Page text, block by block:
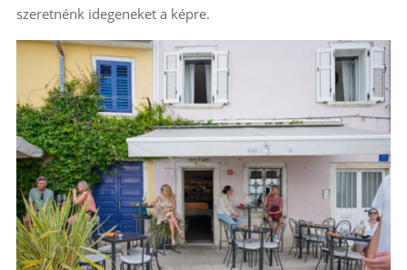
szeretnénk idegeneket a képre.